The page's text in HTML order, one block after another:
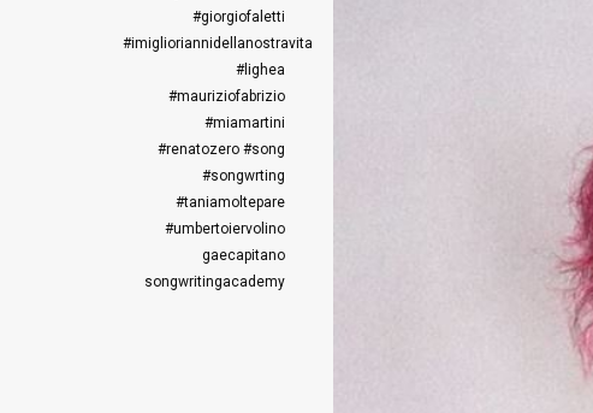
#giorgiofaletti
#imiglioriannidellanostravita
#lighea
#mauriziofabrizio
#miamartini
#renatozero #song
#songwrting
#taniamoltepare
#umbertoiervolino
gaecapitano
songwritingacademy